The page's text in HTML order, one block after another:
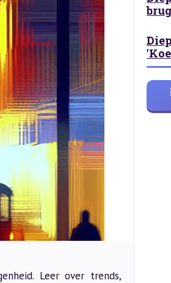
Leer over trends,